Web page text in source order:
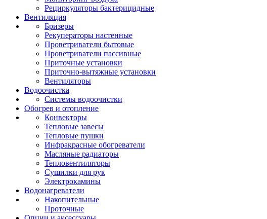
Рециркуляторы бактерицидные
Вентиляция
Бризеры
Рекуператоры настенные
Проветриватели бытовые
Проветриватели пассивные
Приточные установки
Приточно-вытяжные установки
Вентиляторы
Водоочистка
Системы водоочистки
Обогрев и отопление
Конвекторы
Тепловые завесы
Тепловые пушки
Инфракрасные обогреватели
Масляные радиаторы
Тепловентиляторы
Сушилки для рук
Электрокамины
Водонагреватели
Накопительные
Проточные